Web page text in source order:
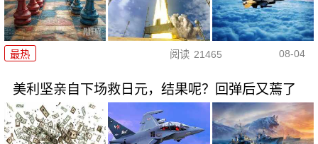
最热 阅读 21465 08-04
美利坚亲自下场救日元，结果呢？回弹后又蔫了